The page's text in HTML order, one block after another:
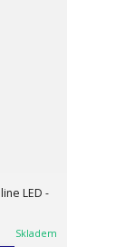
LED -
Skladem